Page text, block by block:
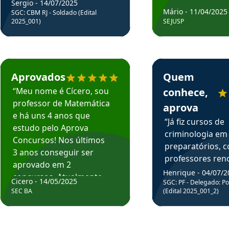
em depoimento
Sergio - 14/07/2025
SGC: CBM RJ - Soldado (Edital
2025_001)
Estudante Cicero recomenda o Aprova Concursos em depoimento
Aprovados
“Meu nome é Cícero, sou
professor de Matemática
e há uns 4 anos que
estudo pelo Aprova
Concursos! Nos últimos
3 anos conseguir ser
aprovado em 2
concursos. Atualmente,
estou atuando como
Cicero - 14/05/2025
SEC BA
Mário - 11/04/2025
SEJUSP
Estudante Henrique
Quem
conhece,
aprova
“Já fiz cursos de
criminologia em
preparatórios,
professores
fiz curso em pós
graduação.
Professor do
sem dúvida, o
Henrique - 04/07/
SGC: PF - Delegado:
(Edital 2025_001_2)